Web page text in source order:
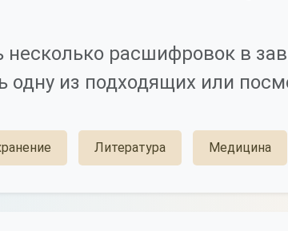
расшифровок в
из подходящих или
Литература Медицина